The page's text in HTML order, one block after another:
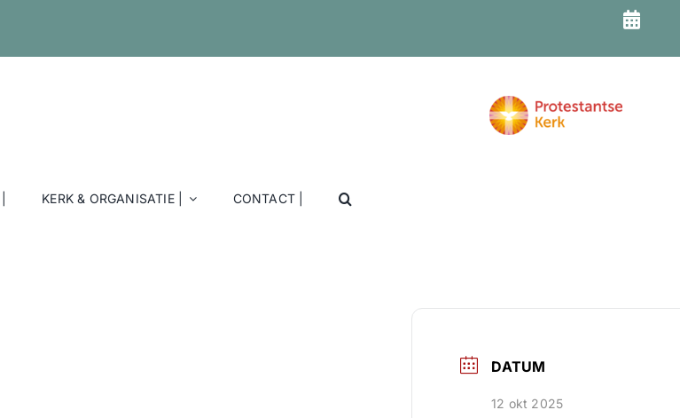
KERK & ORGANISATIE | CONTACT |
DATUM
12 okt 2025